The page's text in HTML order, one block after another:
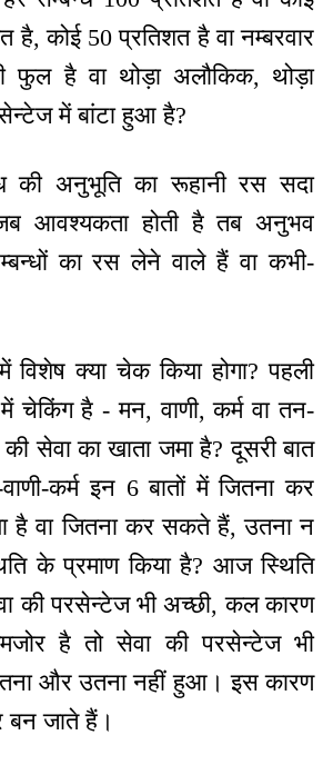
है, कोई 50 प्रतिशत है वा नम्बरवार
फुल है वा थोड़ा अलौकिक, थोड़ा
में बांटा हुआ है?
की अनुभूति का रूहानी रस सदा
आवश्यकता होती है तब अनुभव
का रस लेने वाले हैं वा कभी-
क्या चेक किया होगा? पहली
चेकिंग है - मन, वाणी, कर्म वा तन-
सेवा का खाता जमा है? दूसरी बात
कर्म इन 6 बातों में जितना कर
है वा जितना कर सकते हैं, उतना न
के प्रमाण किया है? आज स्थिति
की परसेन्टेज भी अच्छी, कल कारण
है तो सेवा की परसेन्टेज भी
और उतना नहीं हुआ। इस कारण
बन जाते हैं।